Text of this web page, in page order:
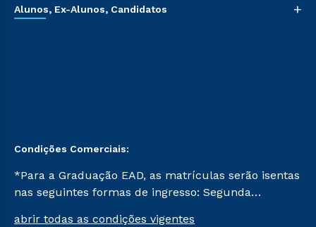
Alunos, Ex-Alunos, Candidatos +
Condições Comerciais:
*Para a Graduação EAD, as matrículas serão isentas
nas seguintes formas de ingresso: Segunda
abrir todas as condições vigentes